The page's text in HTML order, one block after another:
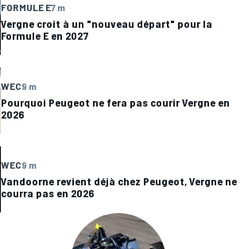
FORMULE E7 m
Vergne croit à un "nouveau départ" pour la
Formule E en 2027
WEC9 m
Pourquoi Peugeot ne fera pas courir Vergne en
2026
WEC9 m
Vandoorne revient déjà chez Peugeot, Vergne ne
courra pas en 2026